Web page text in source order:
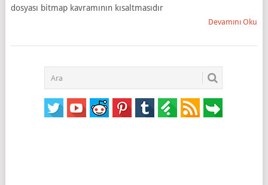
dosyası bitmap kavramının kısaltmasıdır
Devamını Oku